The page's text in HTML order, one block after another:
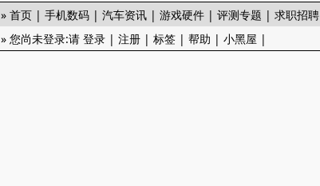
»首页 |手机数码 |汽车资讯 |游戏硬件 |评测专题 |求职招聘
» 您尚未登录:请登录 |注册 |标签 |帮助 |小黑屋 |